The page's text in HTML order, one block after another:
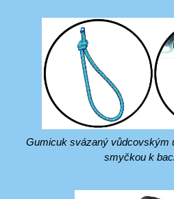
Gumicuk svázaný vůdcovským
smyčkou k